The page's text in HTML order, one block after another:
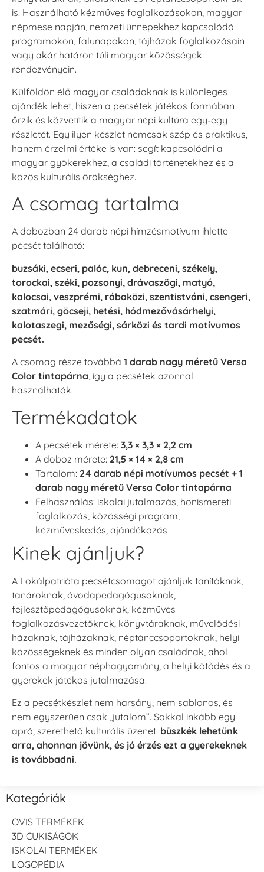
is. Használható kézműves foglalkozásokon, magyar
népmese napján, nemzeti ünnepekhez kapcsolódó
programokon, falunapokon, tájházak foglalkozásain
vagy akár határon túli magyar közösségek
rendezvényein.
Külföldön élő magyar családoknak is különleges
ajándék lehet, hiszen a pecsétek játékos formában
őrzik és közvetítik a magyar népi kultúra egy-egy
részletét. Egy ilyen készlet nemcsak szép és praktikus,
hanem érzelmi értéke is van: segít kapcsolódni a
magyar gyökerekhez, a családi történetekhez és a
közös kulturális örökséghez.
A csomag tartalma
A dobozban 24 darab népi hímzésmotívum ihlette
pecsét található:
buzsáki, ecseri, palóc, kun, debreceni, székely,
torockai, széki, pozsonyi, drávaszögi, matyó,
kalocsai, veszprémi, rábaközi, szentistváni, csengeri,
szatmári, göcseji, hetési, hódmezővásárhelyi,
kalotaszegi, mezőségi, sárközi és tardi motívumos
pecsét.
A csomag része továbbá 1 darab nagy méretű Versa
Color tintapárna, így a pecsétek azonnal
használhatók.
Termékadatok
A pecsétek mérete: 3,3 × 3,3 × 2,2 cm
A doboz mérete: 21,5 × 14 × 2,8 cm
Tartalom: 24 darab népi motívumos pecsét + 1
darab nagy méretű Versa Color tintapárna
Felhasználás: iskolai jutalmazás, honismereti
foglalkozás, közösségi program,
kézműveskedés, ajándékozás
Kinek ajánljuk?
A Lokálpatrióta pecsétcsomagot ajánljuk tanítóknak,
tanároknak, óvodapedagógusoknak,
fejlesztőpedagógusoknak, kézműves
foglalkozásvezetőknek, könyvtáraknak, művelődési
házaknak, tájházaknak, néptánccsoportoknak, helyi
közösségeknek és minden olyan családnak, ahol
fontos a magyar néphagyomány, a helyi kötődés és a
gyerekek játékos jutalmazása.
Ez a pecsétkészlet nem harsány, nem sablonos, és
nem egyszerűen csak „jutalom”. Sokkal inkább egy
apró, szerethető kulturális üzenet: büszkék lehetünk
arra, ahonnan jövünk, és jó érzés ezt a gyerekeknek
is továbbadni.
Kategóriák
OVIS TERMÉKEK
3D CUKISÁGOK
ISKOLAI TERMÉKEK
LOGOPÉDIA